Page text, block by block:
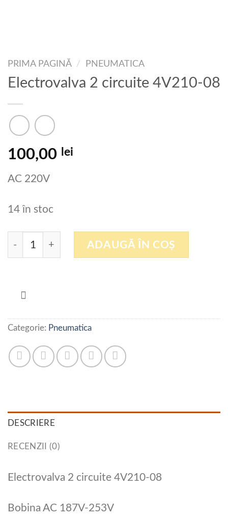
PRIMA PAGINĂ / PNEUMATICA
Electrovalva 2 circuite 4V210-08
100,00 lei
AC 220V
14 în stoc
Cantitate Electrovalva 2 circuite 4V210-08
ADAUGĂ ÎN COȘ
Categorie: Pneumatica
DESCRIERE
RECENZII (0)
Electrovalva 2 circuite 4V210-08
Bobina AC 187V-253V